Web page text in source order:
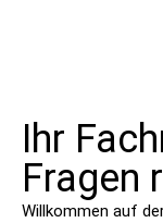
Ihr
Fragen
Willkommen auf